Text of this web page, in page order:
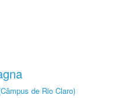
de Rio Claro)